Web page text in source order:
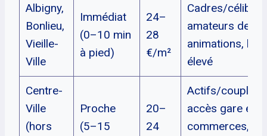
Albigny,
Bonlieu,
Vieille-
Ville
Immédiat
(0–10 min
à pied)
24–
28
€/m²
Cadres/
amateurs de
animations,
élevé
Centre-
Ville
(hors
Proche
(5–15
20–
24
Actifs/couples,
accès gare et
commerces,